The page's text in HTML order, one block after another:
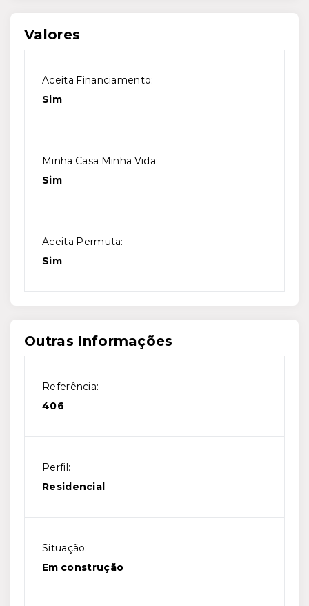
Valores
Aceita Financiamento:
Sim
Minha Casa Minha Vida:
Sim
Aceita Permuta:
Sim
Outras Informações
Referência:
406
Perfil:
Residencial
Situação:
Em construção